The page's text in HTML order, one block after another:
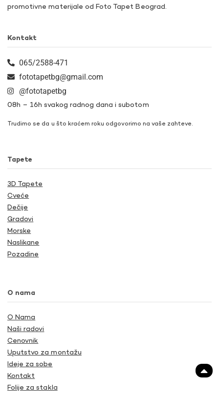
promotivne materijale od Foto Tapet Beograd.
Kontakt
065/2588-471
fototapetbg@gmail.com
@fototapetbg
08h – 16h svakog radnog dana i subotom
Trudimo se da u što kraćem roku odgovorimo na vaše zahteve.
Tapete
3D Tapete
Cveće
Dečije
Gradovi
Morske
Naslikane
Pozadine
O nama
O Nama
Naši radovi
Cenovnik
Uputstvo za montažu
Ideje za sobe
Kontakt
Folije za stakla